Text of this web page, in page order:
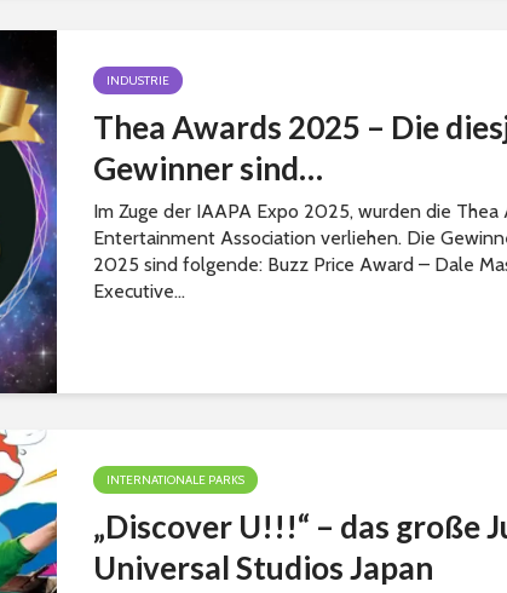
INDUSTRIE
Thea Awards 2025 – Die
Gewinner sind…
Im Zuge der IAAPA Expo 2025, wurden die
Entertainment Association verliehen. Die
2025 sind folgende: Buzz Price Award – Dale
Executive...
INTERNATIONALE PARKS
„Discover U!!!“ – das große
Universal Studios Japan